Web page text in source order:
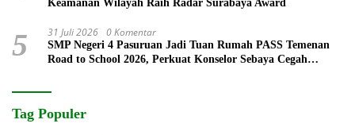
Keamanan Wilayah Raih Radar Surabaya Award
5 31 Juli 2026 0 Komentar
SMP Negeri 4 Pasuruan Jadi Tuan Rumah PASS Temenan
Road to School 2026, Perkuat Konselor Sebaya Cegah
Tag Populer